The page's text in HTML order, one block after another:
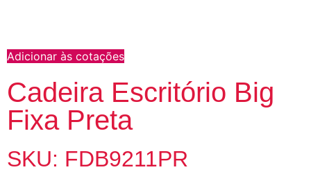
Adicionar às cotações
Cadeira Escritório Big
Fixa Preta
SKU: FDB9211PR